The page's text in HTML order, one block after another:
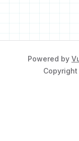
Powered by